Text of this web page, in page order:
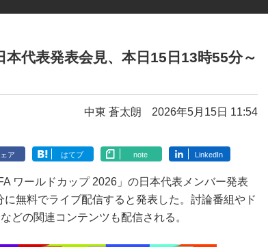
代表発表会見、本日15日13時55分～
中東 蒼太朗 2026年5月15日 11:54
ア はてブ note LinkedIn
ワールドカップ 2026」の日本代表メンバー発表
無料でライブ配信すると発表した。討論番組やド
どの関連コンテンツも配信される。